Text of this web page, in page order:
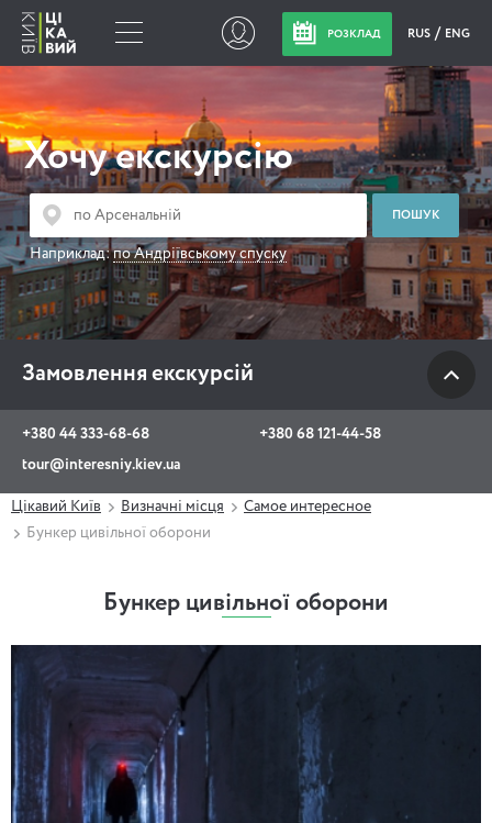
РОЗКЛАД RUS ENG
Хочу екскурсію
Наприклад:по Андріївському спуску
Замовлення екскурсій
+380 44 333-68-68
+380 68 121-44-58
tour@interesniy.kiev.ua
Замовлення
екскурсій
+380 44 333-68-68
+380 68 121-44-58
tour@interesniy.kiev.ua
з 10.00 до 19:30 щоденно
Viber WhatsApp
Цікавий Київ Визначні місця
Самое интересное
Бункер цивільної оборони
Бункер цивільної оборони